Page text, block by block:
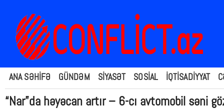
ANA SƏHİFƏ GÜNDƏM SİYASƏT SOSİAL İQTİSADİYYAT
“Nar”da həyəcan artır – 6-cı avtomobil səni